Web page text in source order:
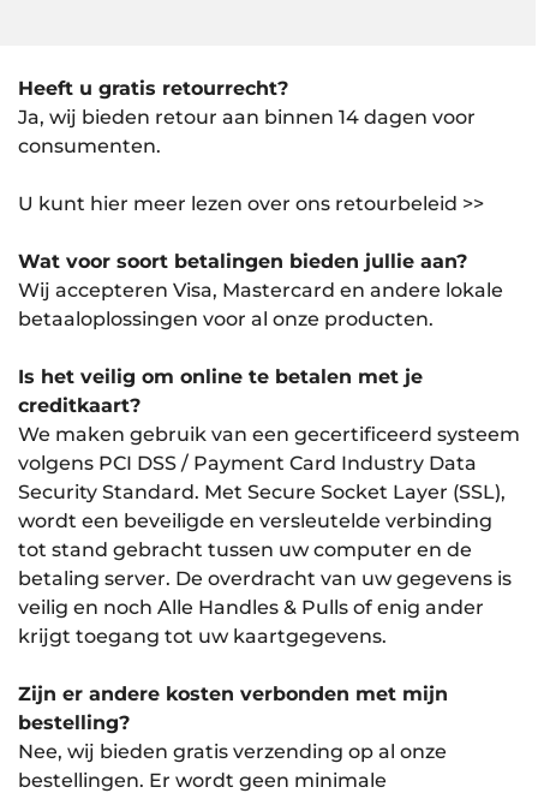
Heeft u gratis retourrecht?
Ja, wij bieden retour aan binnen 14 dagen voor
consumenten.
U kunt hier meer lezen over ons retourbeleid >>
Wat voor soort betalingen bieden jullie aan?
Wij accepteren Visa, Mastercard en andere lokale
betaaloplossingen voor al onze producten.
Is het veilig om online te betalen met je
creditkaart?
We maken gebruik van een gecertificeerd systeem
volgens PCI DSS / Payment Card Industry Data
Security Standard. Met Secure Socket Layer (SSL),
wordt een beveiligde en versleutelde verbinding
tot stand gebracht tussen uw computer en de
betaling server. De overdracht van uw gegevens is
veilig en noch Alle Handles & Pulls of enig ander
krijgt toegang tot uw kaartgegevens.
Zijn er andere kosten verbonden met mijn
bestelling?
Nee, wij bieden gratis verzending op al onze
bestellingen. Er wordt geen minimale